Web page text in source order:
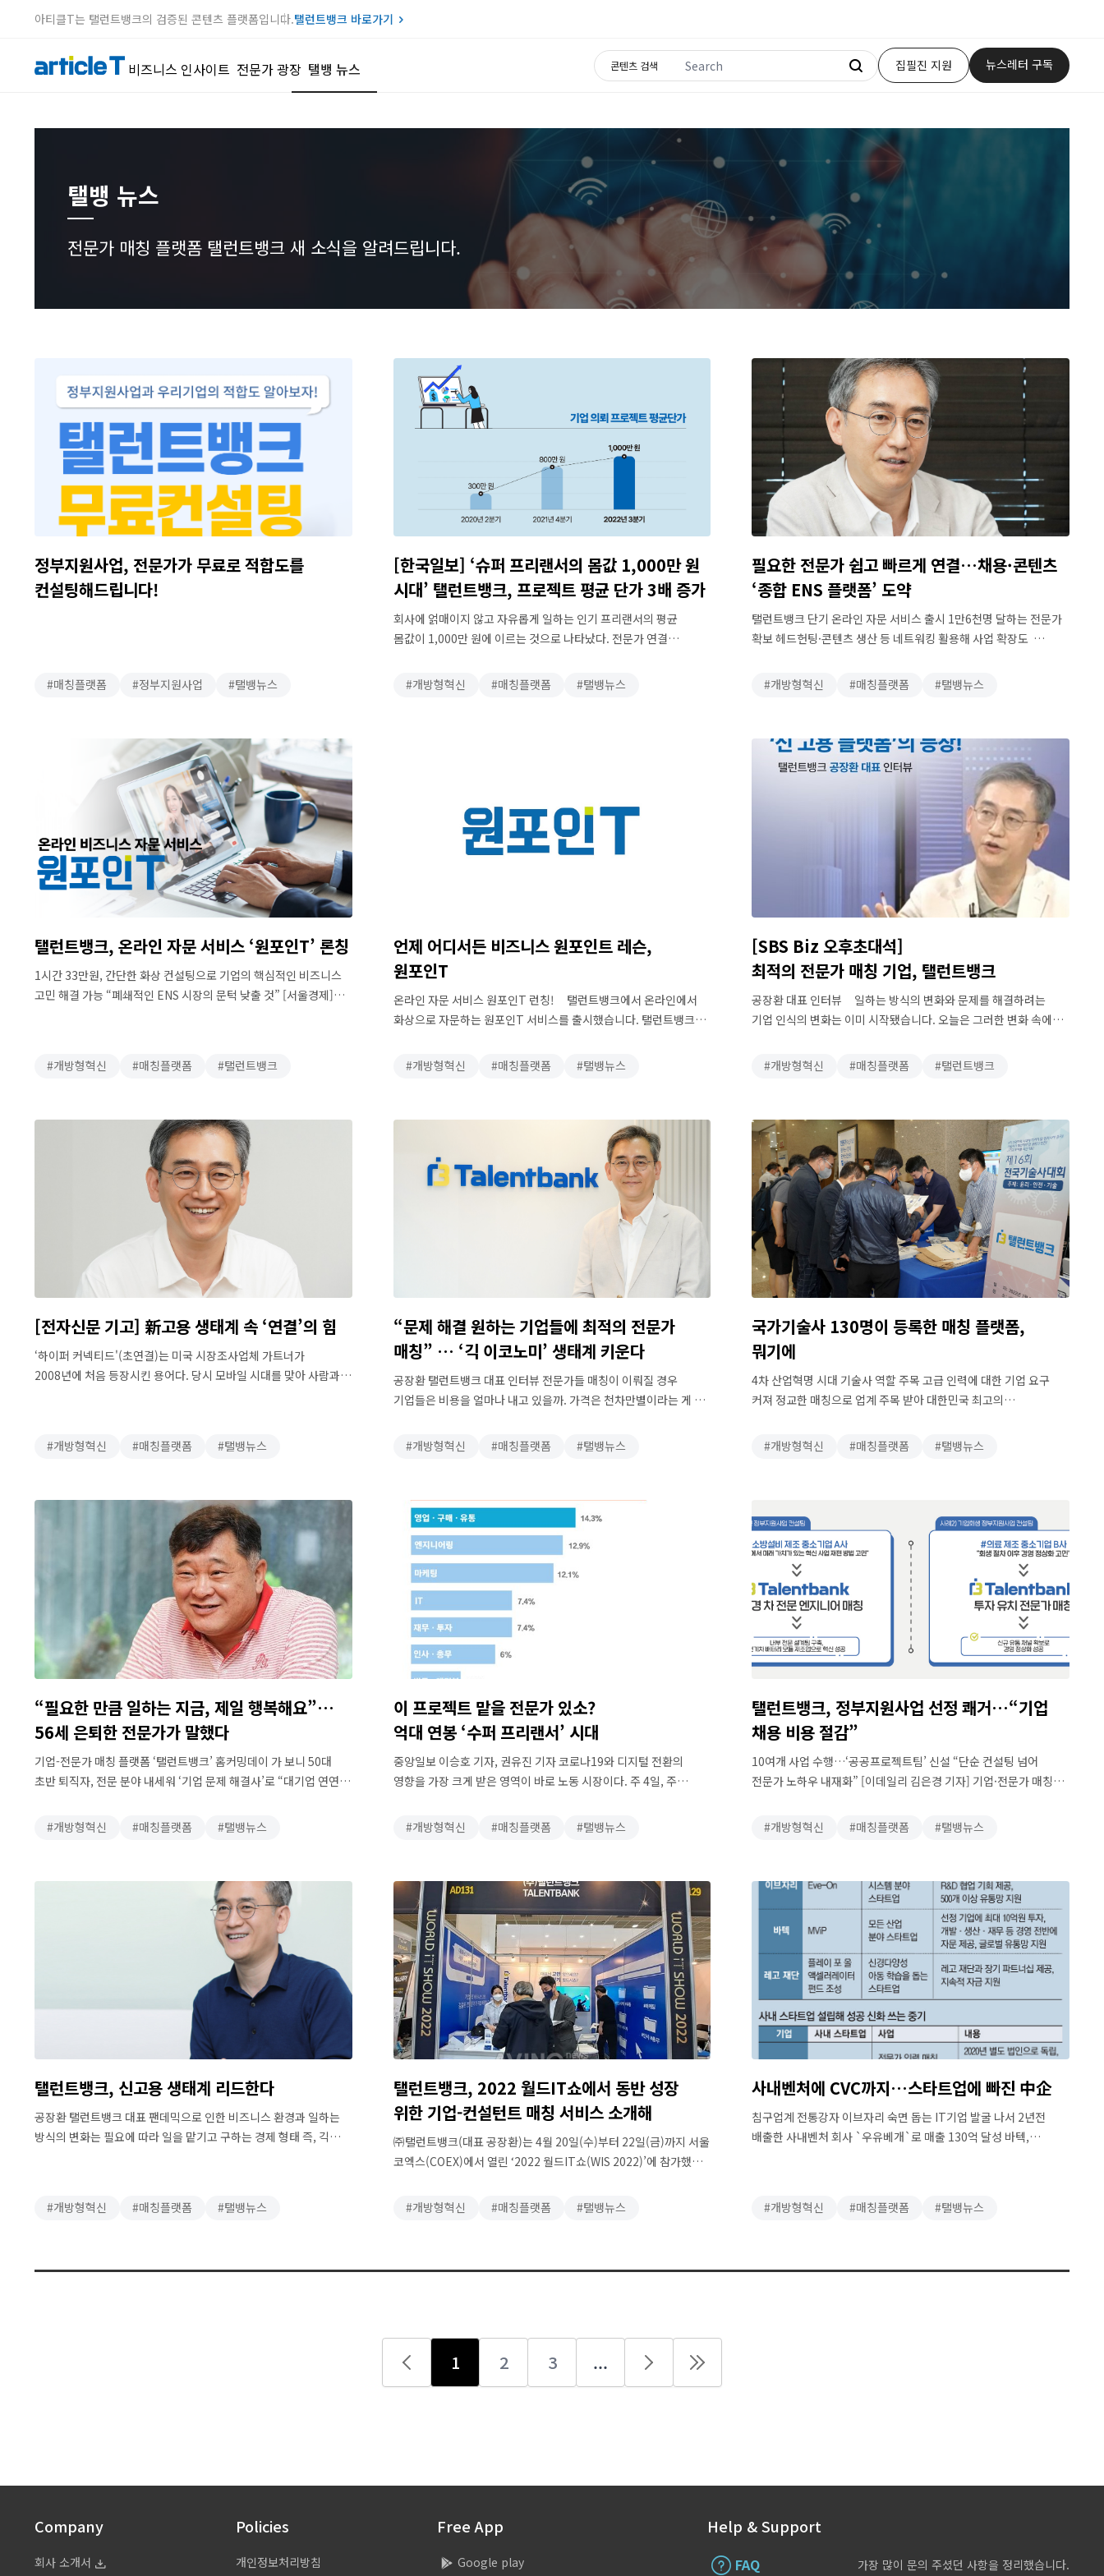
아티클T는 탤런트뱅크의 검증된 콘텐츠 플랫폼입니다.탤런트뱅크 바로가기
비즈니스 인사이트 전문가 광장 탤뱅 뉴스 Search for:
콘텐츠 검색 집필진 지원 뉴스레터 구독
탤뱅 뉴스
전문가 매칭 플랫폼 탤런트뱅크 새 소식을 알려드립니다.
매칭플랫폼 정부지원사업 탤뱅뉴스
정부지원사업, 전문가가 무료로 적합도를
컨설팅해드립니다!
개방형혁신 매칭플랫폼 탤뱅뉴스
[한국일보] ‘슈퍼 프리랜서의 몸값 1,000만 원
시대’ 탤런트뱅크, 프로젝트 평균 단가 3배 증가
회사에 얽매이지 않고 자유롭게 일하는 인기 프리랜서의 평균
몸값이 1,000만 원에 이르는 것으로 나타났다. 전문가 연결
프리랜서들이 수행하는 기업 프로젝트의 평균 단가가 전년 대비
개방형혁신 매칭플랫폼 탤뱅뉴스
필요한 전문가 쉽고 빠르게 연결…채용·콘텐츠
‘종합 ENS 플랫폼’ 도약
탤런트뱅크 단기 온라인 자문 서비스 출시 1만6천명 달하는 전문가
확보 헤드헌팅·콘텐츠 생산 등 네트워킹 활용해 사업 확장도
전문가 네트워크 서비스(ENS) 시장 개척에 나선다. 탤런트뱅크는
1대1 영상 자문 서비스인 ‘원포인T’를 정식 출시했다고 …
개방형혁신 매칭플랫폼 탤런트뱅크
탤런트뱅크, 온라인 자문 서비스 ‘원포인T’ 론칭
1시간 33만원, 간단한 화상 컨설팅으로 기업의 핵심적인 비즈니스
고민 해결 가능 “폐쇄적인 ENS 시장의 문턱 낮출 것” [서울경제]
검증된 전문가를 만나 단시간에 필요한 비즈니스 솔루션을 얻을 수
개방형혁신 매칭플랫폼 탤뱅뉴스
언제 어디서든 비즈니스 원포인트 레슨,
원포인T
온라인 자문 서비스 원포인T 런칭! 탤런트뱅크에서 온라인에서
화상으로 자문하는 원포인T 서비스를 출시했습니다. 탤런트뱅크
원하는 기업고객의 애로사항을 전달합니다. 탤런트뱅크는 지금까지
서비스 원포인T를 이용하면, 검증된 전문가를 곧바로 선택해 고민을
개방형혁신 매칭플랫폼 탤런트뱅크
[SBS Biz 오후초대석]
최적의 전문가 매칭 기업, 탤런트뱅크
공장환 대표 인터뷰 일하는 방식의 변화와 문제를 해결하려는
기업 인식의 변화는 이미 시작됐습니다. 오늘은 그러한 변화 속에서
차별점까지 자세히 알려드리겠습니다. 탤런트뱅크의 등장
문제 해결까지 넓어졌습니다. 탤런트뱅크는 언제 만들어졌나요?
이러한 …
개방형혁신 매칭플랫폼 탤뱅뉴스
[전자신문 기고] 新고용 생태계 속 ‘연결’의 힘
‘하이퍼 커넥티드'(초연결)는 미국 시장조사업체 가트너가
2008년에 처음 등장시킨 용어다. 당시 모바일 시대를 맞아 사람과
한정된 개념을 넘어 ‘사람을 둘러싼 광범위한 환경적 요소들이 서로
개방형혁신 매칭플랫폼 탤뱅뉴스
“문제 해결 원하는 기업들에 최적의 전문가
매칭” … ‘긱 이코노미’ 생태계 키운다
공장환 탤런트뱅크 대표 인터뷰 전문가들 매칭이 이뤄질 경우
기업들은 비용을 얼마나 내고 있을까. 가격은 천차만별이라는 게 공
있고, 가장 비싸게 계약한 건 2억원까지도 있었어요. 1~2년짜리
대신해주는 사례도 있다고 한다. “특정 …
개방형혁신 매칭플랫폼 탤뱅뉴스
국가기술사 130명이 등록한 매칭 플랫폼,
뭐기에
4차 산업혁명 시대 기술사 역할 주목 고급 인력에 대한 기업 요구
커져 정교한 매칭으로 업계 주목 받아 대한민국 최고의
사이에서 화제를 모은 곳이 있다. 기업·전문가 매칭 플랫폼
기술사들과 …
개방형혁신 매칭플랫폼 탤뱅뉴스
“필요한 만큼 일하는 지금, 제일 행복해요”…
56세 은퇴한 전문가가 말했다
기업-전문가 매칭 플랫폼 ‘탤런트뱅크’ 홈커밍데이 가 보니 50대
초반 퇴직자, 전문 분야 내세워 ‘기업 문제 해결사’로 “대기업 연연
행복하다. 일주일에 3~4번, 필요한 만큼 일할 수 있으니 시간적으로
전문가로 활동 중인 유일(劉一)씨는 9일 서울 …
개방형혁신 매칭플랫폼 탤뱅뉴스
이 프로젝트 맡을 전문가 있소?
억대 연봉 ‘수퍼 프리랜서’ 시대
중앙일보 이승호 기자, 권유진 기자 코로나19와 디지털 전환의
영향을 가장 크게 받은 영역이 바로 노동 시장이다. 주 4일, 주
‘N잡러’가 증가하는 추세다. 지난해 기준 부업 뛰는 이는
시간에 내가 …
개방형혁신 매칭플랫폼 탤뱅뉴스
탤런트뱅크, 정부지원사업 선정 쾌거…“기업
채용 비용 절감”
10여개 사업 수행…‘공공프로젝트팀’ 신설 “단순 컨설팅 넘어
전문가 노하우 내재화” [이데일리 김은경 기자] 기업·전문가 매칭
하반기부터 10여 개 정부·지자체 지원사업의 수행업체로 잇따라
정부·지자체의 지원사업 수행 파트너이자 선정기업의 사업 혁신을
이끄는 조력자 역할을 해왔다. 6월 현재 4건의 정부지원사업을 …
개방형혁신 매칭플랫폼 탤뱅뉴스
탤런트뱅크, 신고용 생태계 리드한다
공장환 탤런트뱅크 대표 팬데믹으로 인한 비즈니스 환경과 일하는
방식의 변화는 필요에 따라 일을 맡기고 구하는 경제 형태 즉, 긱
2020년 말 분사했다. 은퇴한 고경력 전문가, 부수입을 원하거나
개방형혁신 매칭플랫폼 탤뱅뉴스
탤런트뱅크, 2022 월드IT쇼에서 동반 성장
위한 기업-컨설턴트 매칭 서비스 소개해
㈜탤런트뱅크(대표 공장환)는 4월 20일(수)부터 22일(금)까지 서울
코엑스(COEX)에서 열린 ‘2022 월드IT쇼(WIS 2022)’에 참가했다.
2020년 별도 법인으로 분사한 기업이다. 데이터베이스 및 온라인
개방형혁신 매칭플랫폼 탤뱅뉴스
사내벤처에 CVC까지…스타트업에 빠진 中企
침구업계 전통강자 이브자리 숙면 돕는 IT기업 발굴 나서 2년전
배출한 사내벤처 회사 `우유베개`로 매출 130억 달성 바텍,
사내 스타트업을 적극 육성하기도 한다. 혁신적인 아이디어를 갖고
Previous
1 2 3 ... Next
Company
회사 소개서
Policies
개인정보처리방침
Free App
Google play
Help & Support
FAQ 가장 많이 문의 주셨던 사항을 정리했습니다.